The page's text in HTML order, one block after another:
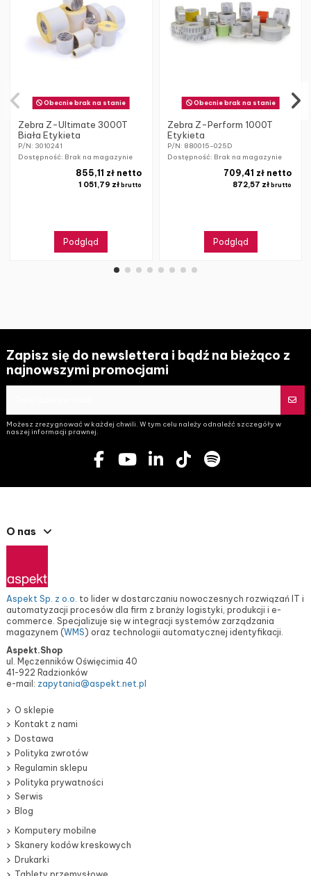
Obecnie brak na stanie
Zebra Z-Ultimate 3000T
Biała Etykieta
P/N: 3010241
Dostępność: Brak na magazynie
1 051,79 złbrutto
855,11 zł netto
Podgląd
Obecnie brak na stanie
Zebra Z-Perform 1000T
Etykieta
P/N: 880015-025D
Dostępność: Brak na magazynie
872,57 zł brutto
709,41 zł netto
Podgląd
Zapisz się do newslettera i bądź na bieżąco z
najnowszymi promocjami
Możesz zrezygnować w każdej chwili. W tym celu należy odnaleźć szczegóły w
naszej informacji prawnej.
O nas
Aspekt Sp. z o.o. to lider w dostarczaniu nowoczesnych rozwiązań IT i
automatyzacji procesów dla firm z branży logistyki, produkcji i e-
commerce. Specjalizuje się w integracji systemów zarządzania
magazynem (WMS) oraz technologii automatycznej identyfikacji.
Aspekt.Shop
ul. Męczenników Oświęcimia 40
41-922 Radzionków
e-mail: zapytania@aspekt.net.pl
O sklepie
Kontakt z nami
Dostawa
Polityka zwrotów
Regulamin sklepu
Polityka prywatności
Serwis
Blog
Komputery mobilne
Skanery kodów kreskowych
Drukarki